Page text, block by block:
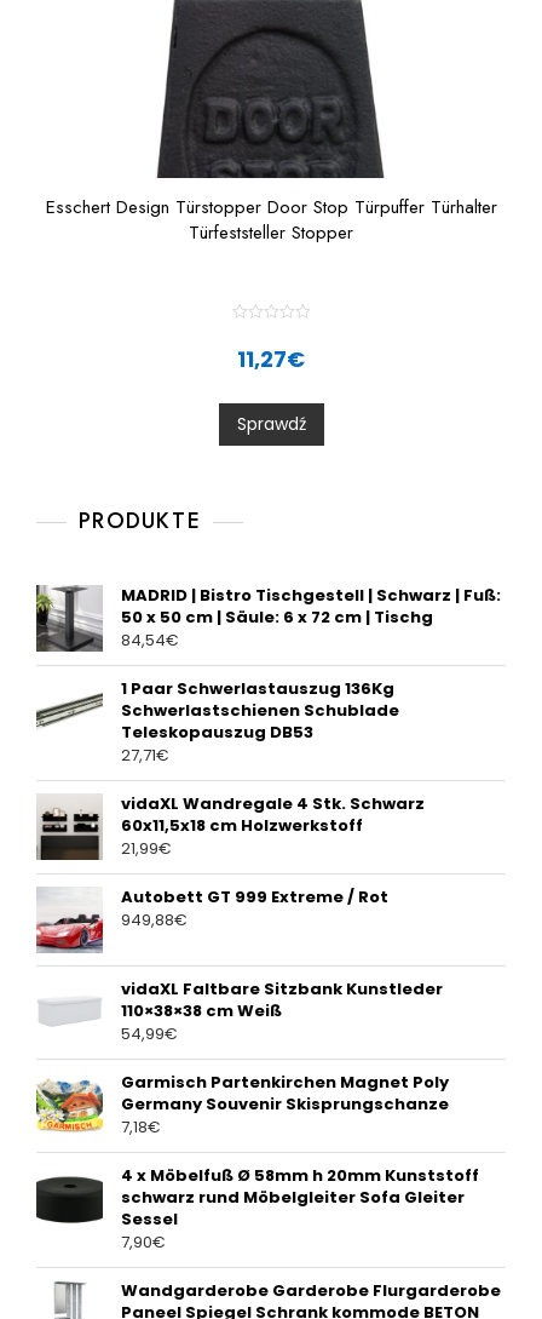
Esschert Design Türstopper Door Stop Türpuffer Türhalter
Türfeststeller Stopper
0
o
u
t
11,27€
Sprawdź
PRODUKTE
MADRID | Bistro Tischgestell | Schwarz | Fuß:
50 x 50 cm | Säule: 6 x 72 cm | Tischg
84,54€
1 Paar Schwerlastauszug 136Kg
Schwerlastschienen Schublade
Teleskopauszug DB53
27,71€
vidaXL Wandregale 4 Stk. Schwarz
60x11,5x18 cm Holzwerkstoff
21,99€
Autobett GT 999 Extreme / Rot
949,88€
vidaXL Faltbare Sitzbank Kunstleder
110×38×38 cm Weiß
54,99€
Garmisch Partenkirchen Magnet Poly
Germany Souvenir Skisprungschanze
7,18€
4 x Möbelfuß Ø 58mm h 20mm Kunststoff
schwarz rund Möbelgleiter Sofa Gleiter
Sessel
7,90€
Wandgarderobe Garderobe Flurgarderobe
Paneel Spiegel Schrank kommode BETON